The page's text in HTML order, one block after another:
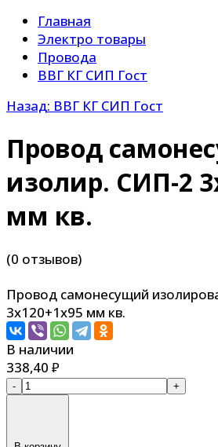
Главная
Электро товары
Провода
ВВГ КГ СИП Гост
Назад: ВВГ КГ СИП Гост
Провод
изолир. СИП-2
мм кв.
(0 отзывов)
Провод самонесущий
3х120+1х95 мм кв.
В наличии
338,40 ₽
- +